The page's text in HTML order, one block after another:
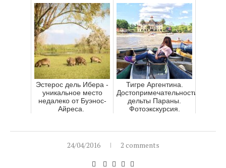
Эстерос дель Ибера -
уникальное место
недалеко от Буэнос-
Айреса.
Тигре Аргентина.
Достопримечательности
дельты Параны.
Фотоэкскурсия.
24/04/2016 2 comments